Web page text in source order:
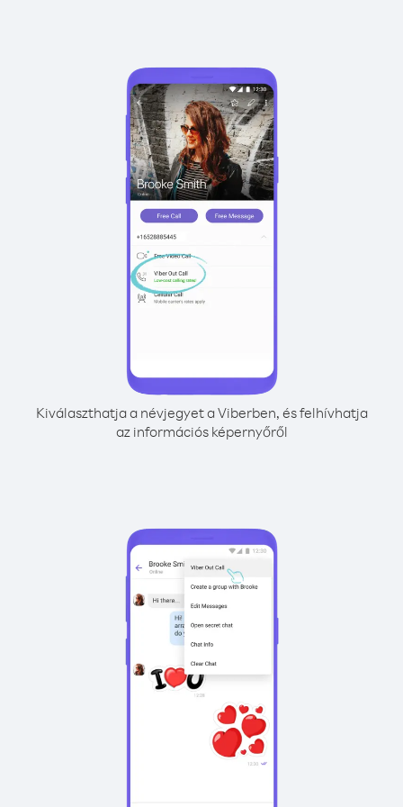
Kiválaszthatja a névjegyet a Viberben, és felhívhatja
az információs képernyőről